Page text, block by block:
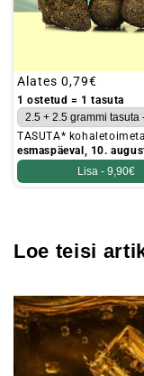
Tavaline
hind
Alates 0,79€
1 ostetud = 1 tasuta
TASUTA*
esmaspäeval, 10.
Lisa - 9,90€
Loe teisi